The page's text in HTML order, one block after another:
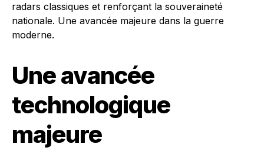
radars classiques et renforçant la souveraineté
nationale. Une avancée majeure dans la guerre
moderne.
Une avancée
technologique
majeure